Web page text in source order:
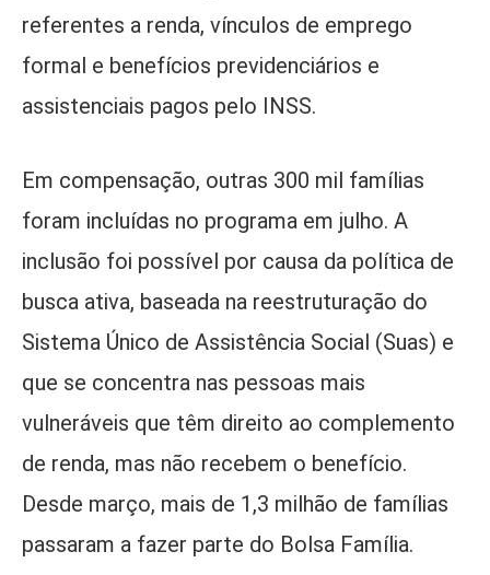
referentes a renda, vínculos de emprego
formal e benefícios previdenciários e
assistenciais pagos pelo INSS.
Em compensação, outras 300 mil famílias
foram incluídas no programa em julho. A
inclusão foi possível por causa da política de
busca ativa, baseada na reestruturação do
Sistema Único de Assistência Social (Suas) e
que se concentra nas pessoas mais
vulneráveis que têm direito ao complemento
de renda, mas não recebem o benefício.
Desde março, mais de 1,3 milhão de famílias
passaram a fazer parte do Bolsa Família.